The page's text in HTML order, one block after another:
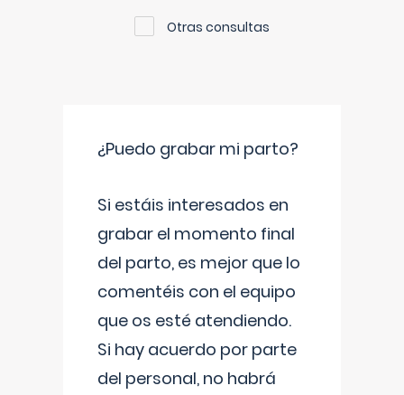
Otras consultas
¿Puedo grabar mi parto?
Si estáis interesados en
grabar el momento final
del parto, es mejor que lo
comentéis con el equipo
que os esté atendiendo.
Si hay acuerdo por parte
del personal, no habrá